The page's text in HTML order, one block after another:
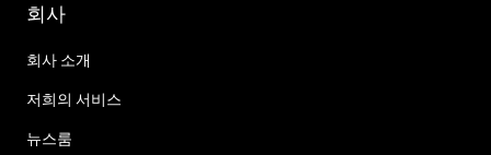
회사
회사 소개
저희의 서비스
뉴스룸